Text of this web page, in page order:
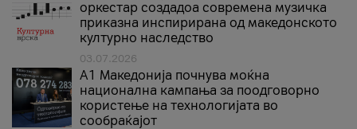
оркестар создадоа современа музичка
приказна инспирирана од македонското
културно наследство
03.07.2026
A1 Македонија почнува моќна
национална кампања за поодговорно
користење на технологијата во
сообраќајот